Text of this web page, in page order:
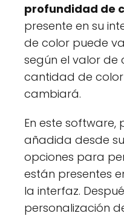
profundidad de
presente en su
de color puede
según el valor de
cantidad de
cambiará.
En este software,
añadida desde
opciones para
están presentes
la interfaz.
personalización